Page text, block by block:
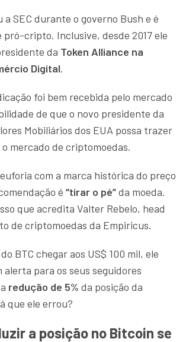
SEC durante o governo Bush e é
pró-cripto. Inclusive, desde 2017 ele
da Token Alliance na
Digital.
foi bem recebida pelo mercado
de que o novo presidente da
Mobiliários dos EUA possa trazer
mercado de criptomoedas.
com a marca histórica do preço
é “tirar o pé”da moeda.
que acredita Valter Rebelo, head
de criptomoedas da Empiricus.
BTC chegar aos US$ 100 mil, ele
alerta para os seus seguidores
redução de 5% da posição da
que ele errou?
a posição no Bitcoin se